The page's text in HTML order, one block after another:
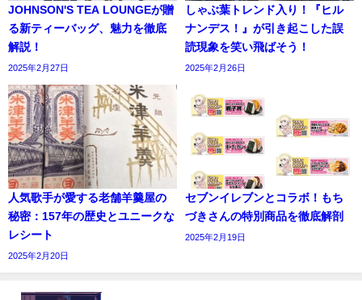
JOHNSON'S TEA LOUNGEが贈
る新ティーバッグ、魅力を徹底
解説！
2025年2月27日
しゃぶ葉トレンド入り！『ヒル
ナンデス！』が引き起こした誤
読現象を笑い飛ばそう！
2025年2月26日
人気歌手が愛する老舗羊羹屋の
秘密：157年の歴史とユニークな
レシート
2025年2月20日
セブンイレブンとコラボ！もち
づきさんの特別商品を徹底解剖
2025年2月19日